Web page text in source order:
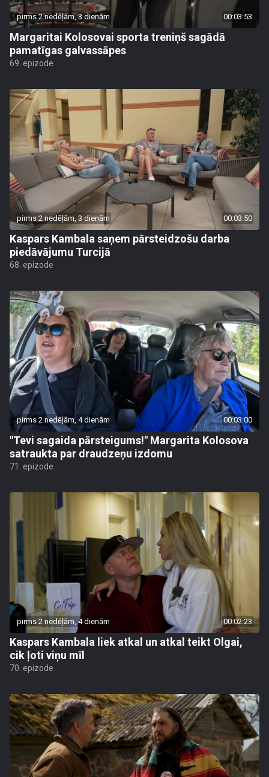
pirms 2 nedēļām, 3 dienām 00:03:53
Margaritai Kolosovai sporta treniņš sagādā
pamatīgas galvassāpes
69. epizode
pirms 2 nedēļām, 3 dienām 00:03:50
Kaspars Kambala saņem pārsteidzošu darba
piedāvājumu Turcijā
68. epizode
pirms 2 nedēļām, 4 dienām 00:03:00
"Tevi sagaida pārsteigums!" Margarita Kolosova
satraukta par draudzeņu izdomu
71. epizode
pirms 2 nedēļām, 4 dienām 00:02:23
Kaspars Kambala liek atkal un atkal teikt Olgai,
cik ļoti viņu mīl
70. epizode